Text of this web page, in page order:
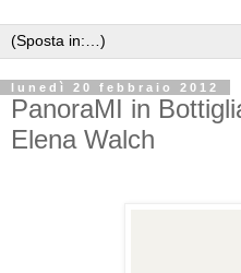
lunedì 20 febbraio 2012
PanoraMI in
Elena Walch